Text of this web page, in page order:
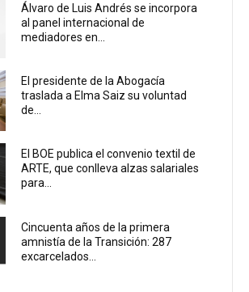
Álvaro de Luis Andrés se incorpora
al panel internacional de
mediadores en...
El presidente de la Abogacía
traslada a Elma Saiz su voluntad
de...
El BOE publica el convenio textil de
ARTE, que conlleva alzas salariales
para...
Cincuenta años de la primera
amnistía de la Transición: 287
excarcelados...